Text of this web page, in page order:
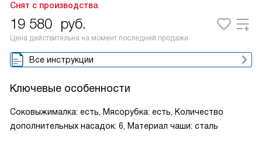
Снят с производства
19 580 руб.
Цена действительна на момент последней продажи
Все инструкции
Ключевые особенности
Соковыжималка: есть, Мясорубка: есть, Количество
дополнительных насадок: 6, Материал чаши: сталь